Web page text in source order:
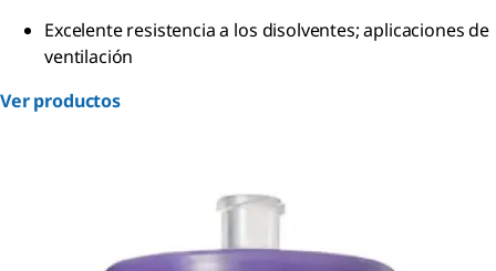
Excelente resistencia a los disolventes; aplicaciones de
ventilación
Ver productos